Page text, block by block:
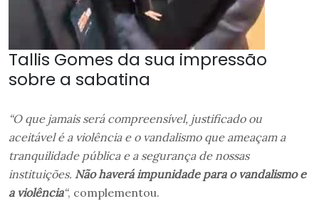
Tallis Gomes da sua impressão
sobre a sabatina
“O que jamais será compreensível, justificado ou
aceitável é a violência e o vandalismo que ameaçam a
tranquilidade pública e a segurança de nossas
instituições. Não haverá impunidade para o vandalismo e
a violência“, complementou.